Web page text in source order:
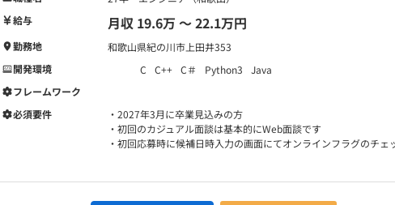
給与
月収 19.6万 〜 22.1万円
勤務地
和歌山県紀の川市上田井353
開発環境
C C++ C＃ Python3
Java
フレームワーク
必須要件
・2027年3月に卒業見込みの方
・初回のカジュアル面談は基本的にWeb面談です
・初回応募時に候補日時入力の画面にてオンラインフラグのチェ